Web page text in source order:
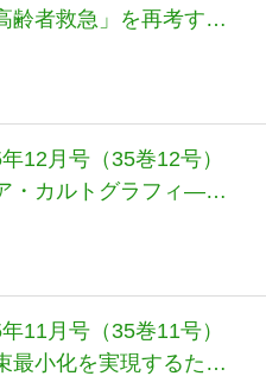
者救急」を再考する
「地域包括医療病
て
12月号（35巻12号）
カルトグラフィ―目
描くように，主体的に
る
11月号（35巻11号）
小化を実現するため